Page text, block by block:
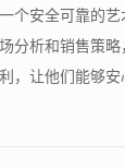
个安全可靠的
分析和销售策
，让他们能够